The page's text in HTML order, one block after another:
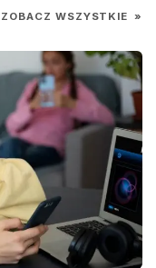
ZOBACZ WSZYSTKIE »